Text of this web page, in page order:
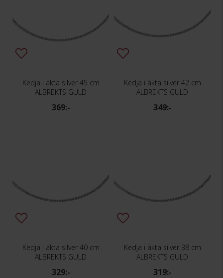
Kedja i äkta silver 45 cm
ALBREKTS GULD
369:-
Kedja i äkta silver 42 cm
ALBREKTS GULD
349:-
Kedja i äkta silver 40 cm
ALBREKTS GULD
329:-
Kedja i äkta silver 38 cm
ALBREKTS GULD
319:-